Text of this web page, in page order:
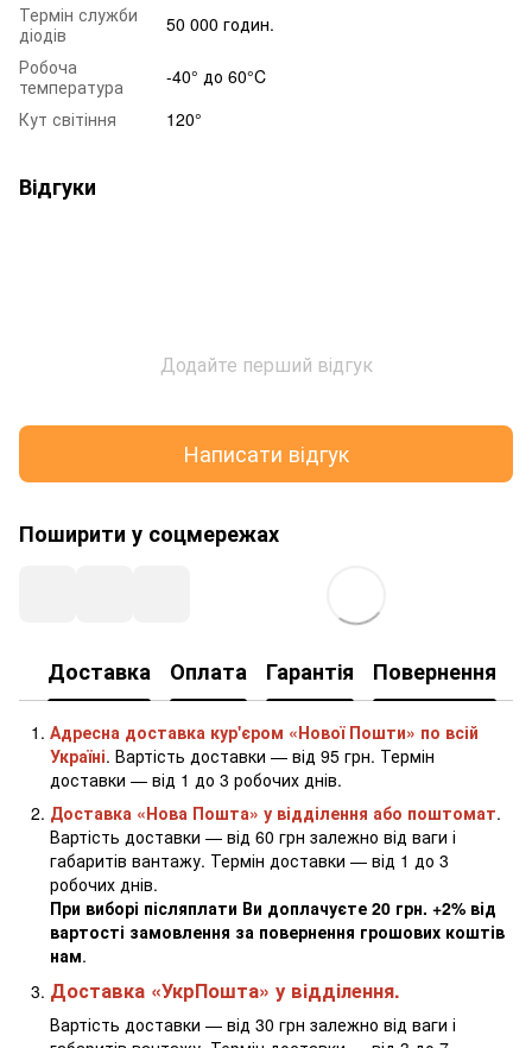
Термін служби
діодів
50 000 годин.
Робоча
температура
-40° до 60°C
Кут світіння
120°
Відгуки
Додайте перший відгук
Написати відгук
Поширити у соцмережах
Доставка Оплата Гарантія Повернення
Адресна доставка кур'єром «Нової Пошти» по всій
Україні. Вартість доставки — від 95 грн. Термін
доставки — від 1 до 3 робочих днів.
Доставка «Нова Пошта» у відділення або поштомат.
Вартість доставки — від 60 грн залежно від ваги і
габаритів вантажу. Термін доставки — від 1 до 3
робочих днів.
При виборі післяплати Ви доплачуєте 20 грн. +2% від
вартості замовлення за повернення грошових коштів
нам.
Доставка «УкрПошта» у відділення.
Вартість доставки — від 30 грн залежно від ваги і